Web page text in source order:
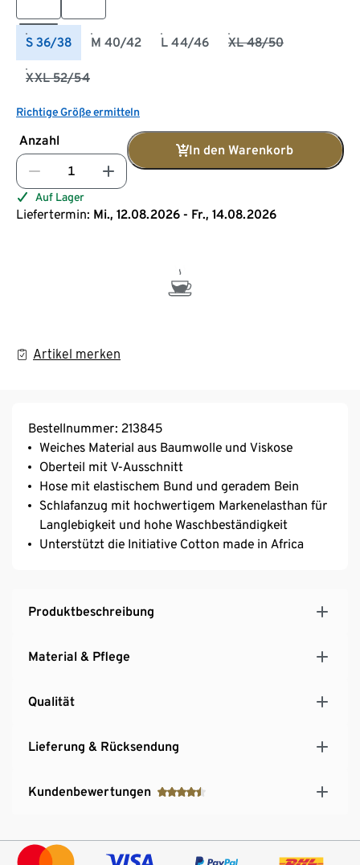
S 36/38 M 40/42 L 44/46 XL 48/50
XXL 52/54
Richtige Größe ermitteln
Anzahl
In den Warenkorb
Auf Lager
Liefertermin: Mi., 12.08.2026 - Fr., 14.08.2026
Artikel merken
Bestellnummer: 213845
Weiches Material aus Baumwolle und Viskose
Oberteil mit V-Ausschnitt
Hose mit elastischem Bund und geradem Bein
Schlafanzug mit hochwertigem Markenelasthan für
Langlebigkeit und hohe Waschbeständigkeit
Unterstützt die Initiative Cotton made in Africa
Produktbeschreibung
Material & Pflege
Qualität
Lieferung & Rücksendung
Kundenbewertungen